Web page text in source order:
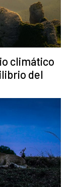
climático
del